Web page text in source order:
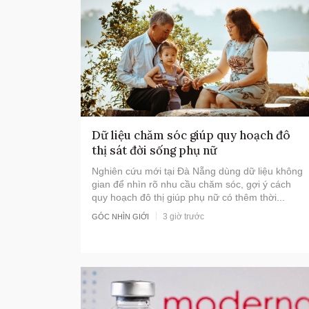
Dữ liệu chăm sóc giúp quy hoạch đô
thị sát đời sống phụ nữ
Nghiên cứu mới tại Đà Nẵng dùng dữ liệu không
gian để nhìn rõ nhu cầu chăm sóc, gợi ý cách
quy hoạch đô thị giúp phụ nữ có thêm thời...
GÓC NHÌN GIỚI 3 giờ trước